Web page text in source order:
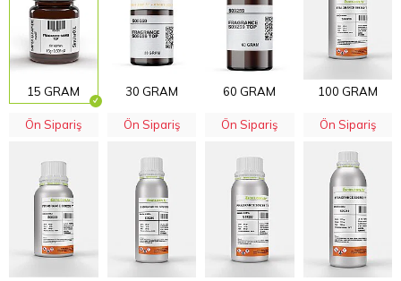
15 GRAM 30 GRAM 60 GRAM 100 GRAM
Ön Sipariş Ön Sipariş Ön Sipariş Ön Sipariş